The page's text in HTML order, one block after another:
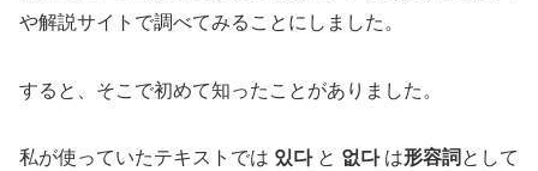
や解説サイトで調べてみることにしました。
すると、そこで初めて知ったことがありました。
私が使っていたテキストでは 있다と 없다は形容詞 として